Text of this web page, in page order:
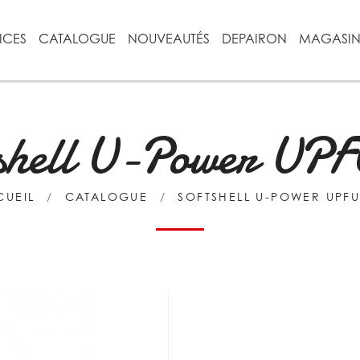
CATALOGUE NOUVEAUTÉS DEPAIRON MAGASIN
U-Power
CATALOGUE SOFTSHELL U-POWER